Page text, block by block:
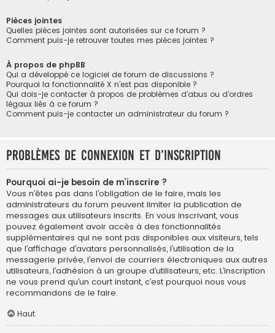
Pièces jointes
Quelles pièces jointes sont autorisées sur ce forum ?
Comment puis-je retrouver toutes mes pièces jointes ?
À propos de phpBB
Qui a développé ce logiciel de forum de discussions ?
Pourquoi la fonctionnalité X n’est pas disponible ?
Qui dois-je contacter à propos de problèmes d’abus ou d’ordres
légaux liés à ce forum ?
Comment puis-je contacter un administrateur du forum ?
Problèmes de connexion et d’inscription
Pourquoi ai-je besoin de m’inscrire ?
Vous n’êtes pas dans l’obligation de le faire, mais les
administrateurs du forum peuvent limiter la publication de
messages aux utilisateurs inscrits. En vous inscrivant, vous
pouvez également avoir accès à des fonctionnalités
supplémentaires qui ne sont pas disponibles aux visiteurs, tels
que l’affichage d’avatars personnalisés, l’utilisation de la
messagerie privée, l’envoi de courriers électroniques aux autres
utilisateurs, l’adhésion à un groupe d’utilisateurs, etc. L’inscription
ne vous prend qu’un court instant, c’est pourquoi nous vous
recommandons de le faire.
Haut